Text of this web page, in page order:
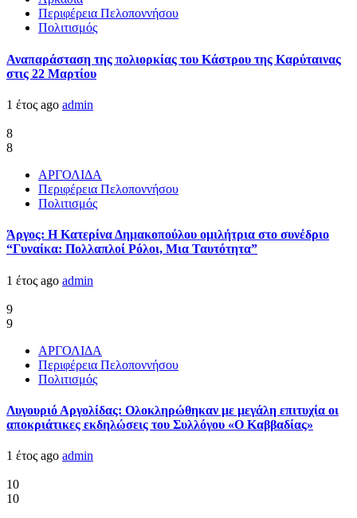
Περιφέρεια Πελοποννήσου
Πολιτισμός
Αναπαράσταση της πολιορκίας του Κάστρου της Καρύταινας
στις 22 Μαρτίου
1 έτος ago admin
8
8
ΑΡΓΟΛΙΔΑ
Περιφέρεια Πελοποννήσου
Πολιτισμός
Άργος: Η Κατερίνα Δημακοπούλου ομιλήτρια στο συνέδριο
“Γυναίκα: Πολλαπλοί Ρόλοι, Μια Ταυτότητα”
1 έτος ago admin
9
9
ΑΡΓΟΛΙΔΑ
Περιφέρεια Πελοποννήσου
Πολιτισμός
Λυγουριό Αργολίδας: Ολοκληρώθηκαν με μεγάλη επιτυχία οι
αποκριάτικες εκδηλώσεις του Συλλόγου «Ο Καββαδίας»
1 έτος ago admin
10
10